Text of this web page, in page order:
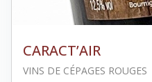
CARACT’AIR
VINS DE CÉPAGES ROUGES